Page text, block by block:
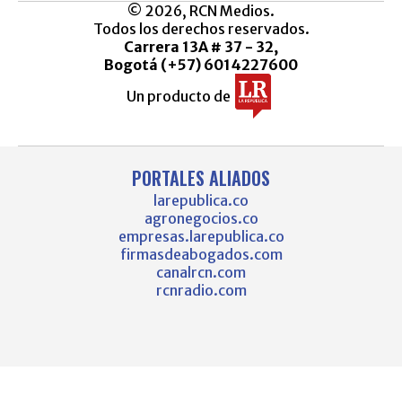
© 2026, RCN Medios.
Todos los derechos reservados.
Carrera 13A # 37 - 32,
Bogotá (+57) 6014227600
Un producto de
PORTALES ALIADOS
larepublica.co
agronegocios.co
empresas.larepublica.co
firmasdeabogados.com
canalrcn.com
rcnradio.com